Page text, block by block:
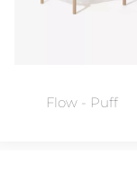
Flow - Puff